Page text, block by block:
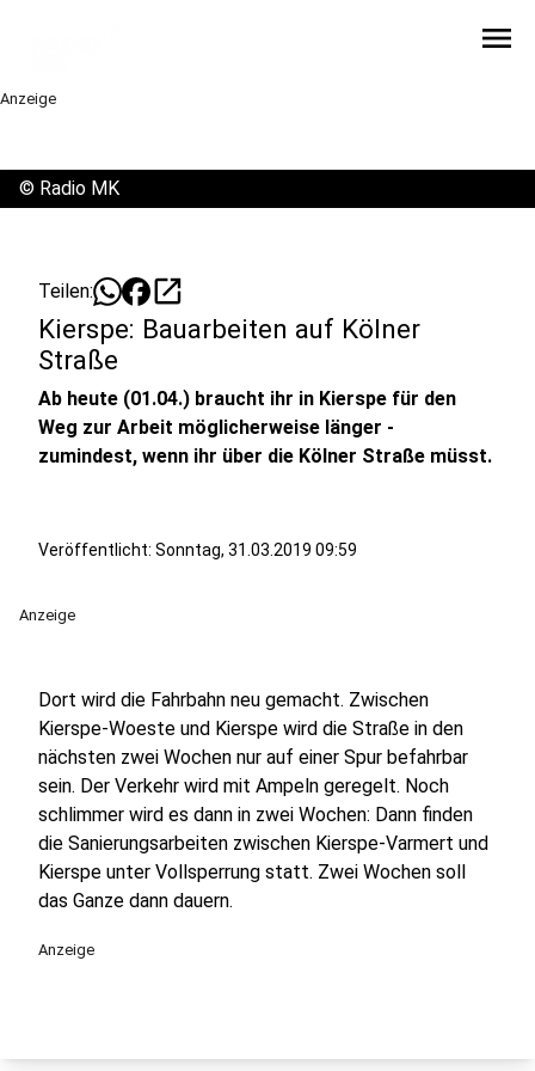
menu
Anzeige
© Radio MK
Teilen: open_in_new
Kierspe: Bauarbeiten auf Kölner
Straße
Ab heute (01.04.) braucht ihr in Kierspe für den
Weg zur Arbeit möglicherweise länger -
zumindest, wenn ihr über die Kölner Straße müsst.
Veröffentlicht: Sonntag, 31.03.2019 09:59
Anzeige
Dort wird die Fahrbahn neu gemacht. Zwischen
Kierspe-Woeste und Kierspe wird die Straße in den
nächsten zwei Wochen nur auf einer Spur befahrbar
sein. Der Verkehr wird mit Ampeln geregelt. Noch
schlimmer wird es dann in zwei Wochen: Dann finden
die Sanierungsarbeiten zwischen Kierspe-Varmert und
Kierspe unter Vollsperrung statt. Zwei Wochen soll
das Ganze dann dauern.
Anzeige